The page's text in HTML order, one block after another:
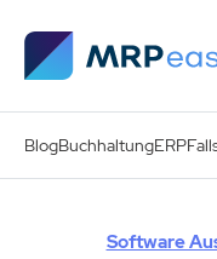
BlogBuchhaltungERP
Software